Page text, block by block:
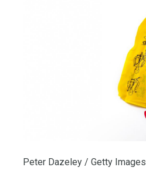
Peter Dazeley / Getty Images